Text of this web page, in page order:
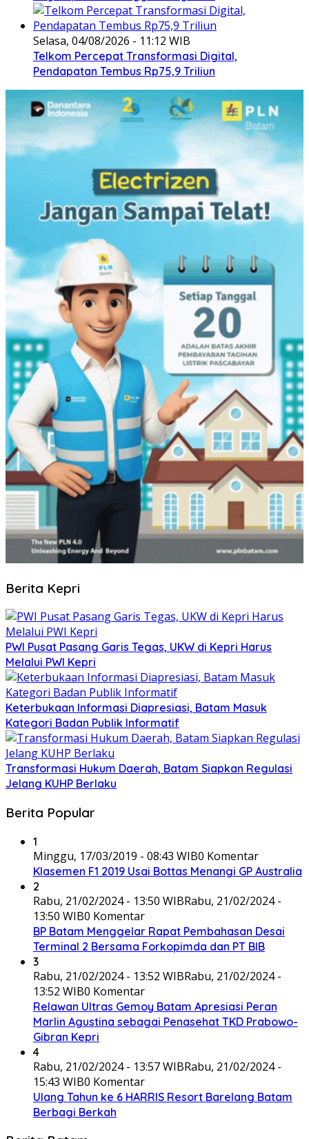
Selasa, 04/08/2026 - 11:12 WIB
Telkom Percepat Transformasi Digital,
Pendapatan Tembus Rp75,9 Triliun
Berita Kepri
PWI Pusat Pasang Garis Tegas, UKW di Kepri Harus
Melalui PWI Kepri
Keterbukaan Informasi Diapresiasi, Batam Masuk
Kategori Badan Publik Informatif
Transformasi Hukum Daerah, Batam Siapkan Regulasi
Jelang KUHP Berlaku
Berita Popular
1
Minggu, 17/03/2019 - 08:43 WIB0 Komentar
Klasemen F1 2019 Usai Bottas Menangi GP Australia
2
Rabu, 21/02/2024 - 13:50 WIBRabu, 21/02/2024 -
13:50 WIB0 Komentar
BP Batam Menggelar Rapat Pembahasan Desai
Terminal 2 Bersama Forkopimda dan PT BIB
3
Rabu, 21/02/2024 - 13:52 WIBRabu, 21/02/2024 -
13:52 WIB0 Komentar
Relawan Ultras Gemoy Batam Apresiasi Peran
Marlin Agustina sebagai Penasehat TKD Prabowo-
Gibran Kepri
4
Rabu, 21/02/2024 - 13:57 WIBRabu, 21/02/2024 -
15:43 WIB0 Komentar
Ulang Tahun ke 6 HARRIS Resort Barelang Batam
Berbagi Berkah